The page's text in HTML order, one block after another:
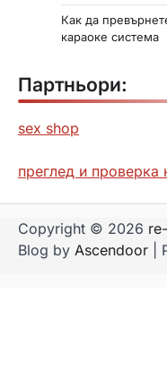
Как да
караоке система
Партньори:
sex shop
преглед и проверка
Copyright © 2026
Blog by Ascendoor |